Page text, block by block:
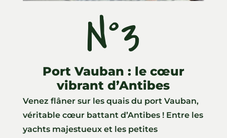
N°3
Port Vauban : le cœur
vibrant d’Antibes
Venez flâner sur les quais du port Vauban,
véritable cœur battant d’Antibes ! Entre les
yachts majestueux et les petites